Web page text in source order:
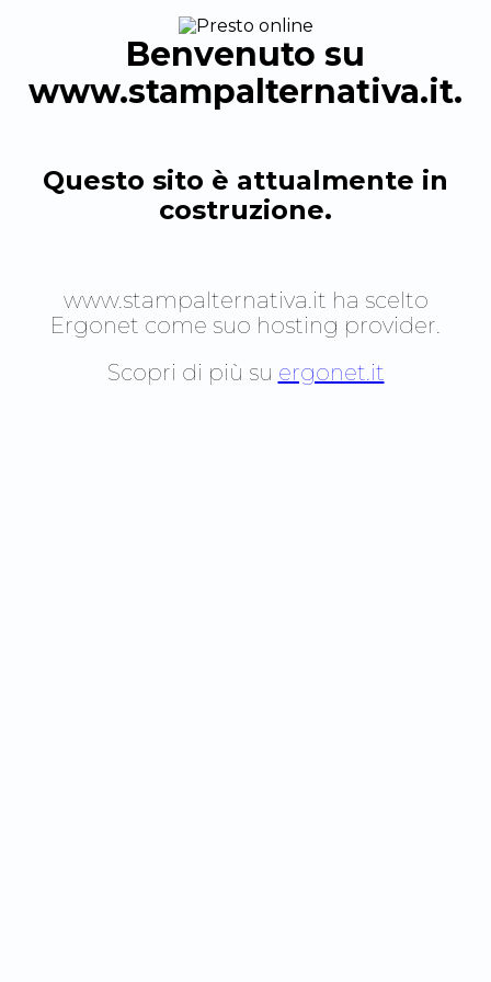
Benvenuto su
www.stampalternativa.it.
Questo sito è attualmente in
costruzione.
www.stampalternativa.it ha scelto
Ergonet come suo hosting provider.
Scopri di più su ergonet.it